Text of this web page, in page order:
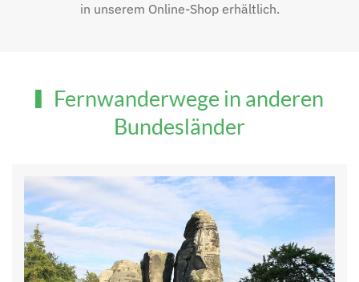
in unserem Online-Shop erhältlich.
Fernwanderwege in anderen
Bundesländer